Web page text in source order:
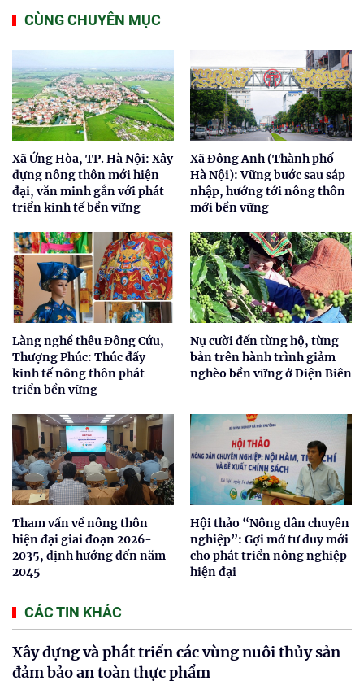
CÙNG CHUYÊN MỤC
Xã Ứng Hòa, TP. Hà Nội: Xây
dựng nông thôn mới hiện
đại, văn minh gắn với phát
triển kinh tế bền vững
Xã Đông Anh (Thành phố
Hà Nội): Vững bước sau sáp
nhập, hướng tới nông thôn
mới bền vững
Làng nghề thêu Đông Cứu,
Thượng Phúc: Thúc đẩy
kinh tế nông thôn phát
triển bền vững
Nụ cười đến từng hộ, từng
bản trên hành trình giảm
nghèo bền vững ở Điện Biên
Tham vấn về nông thôn
hiện đại giai đoạn 2026-
2035, định hướng đến năm
2045
Hội thảo “Nông dân chuyên
nghiệp”: Gợi mở tư duy mới
cho phát triển nông nghiệp
hiện đại
CÁC TIN KHÁC
Xây dựng và phát triển các vùng nuôi thủy sản
đảm bảo an toàn thực phẩm